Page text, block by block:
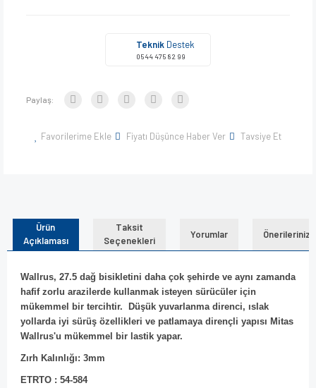
Teknik Destek
0544 475 82 99
Paylaş:
Favorilerime Ekle Fiyatı Düşünce Haber Ver Tavsiye Et
Ürün
Açıklaması
Taksit
Seçenekleri
Yorumlar Önerileriniz
Wallrus, 27.5 dağ bisikletini daha çok şehirde ve aynı zamanda
hafif zorlu arazilerde kullanmak isteyen sürücüler için
mükemmel bir tercihtir. Düşük yuvarlanma direnci, ıslak
yollarda iyi sürüş özellikleri ve patlamaya dirençli yapısı Mitas
Wallrus'u mükemmel bir lastik yapar.
Zırh Kalınlığı: 3mm
ETRTO : 54-584